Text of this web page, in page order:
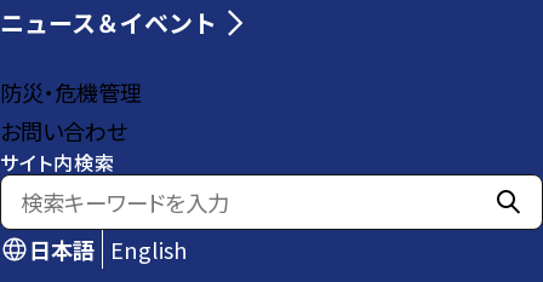
ニュース＆イベント
防災・危機管理
お問い合わせ
サイト内検索
日本語 English